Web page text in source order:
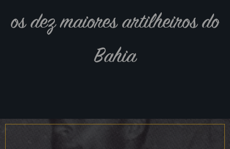
os dez maiores artilheiros do
Bahia